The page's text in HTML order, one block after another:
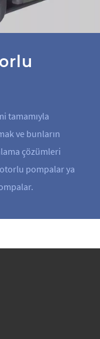
tamamıyla
ve bunların
çözümleri
pompalar ya